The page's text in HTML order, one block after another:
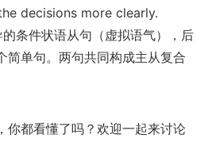
decisions more clearly.
条件状语从句（虚拟语气），后
简单句。两句共同构成主从复合
你都看懂了吗？欢迎一起来讨论